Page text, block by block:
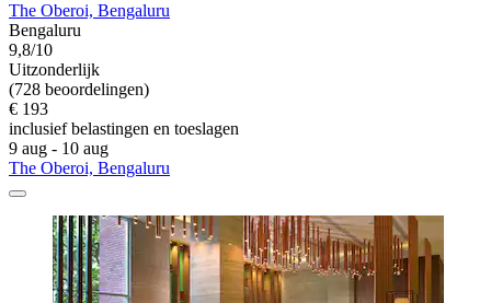
The Oberoi, Bengaluru
Bengaluru
9,8/10
Uitzonderlijk
(728 beoordelingen)
€ 193
inclusief belastingen en toeslagen
9 aug - 10 aug
The Oberoi, Bengaluru